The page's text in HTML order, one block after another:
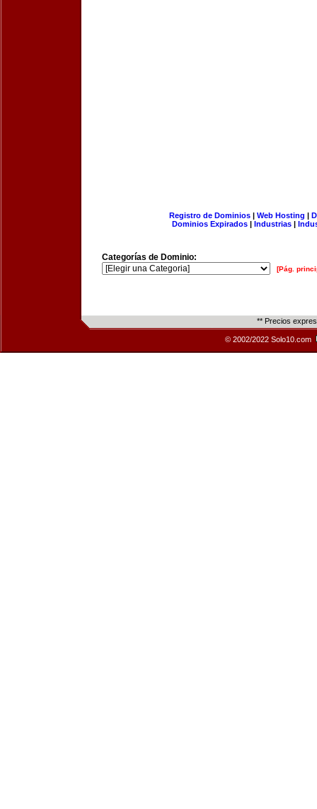
Registro de Dominios| Web Hosting |
Dominios Expirados | Industrias |
Categorías de Dominio:
[Pág.
** Precios
© 2002/2022 Solo10.com